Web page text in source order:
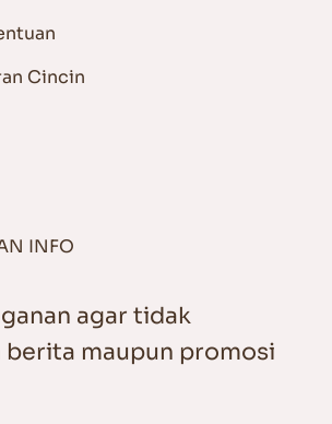
Cincin
INFO
agar tidak
berita maupun promosi